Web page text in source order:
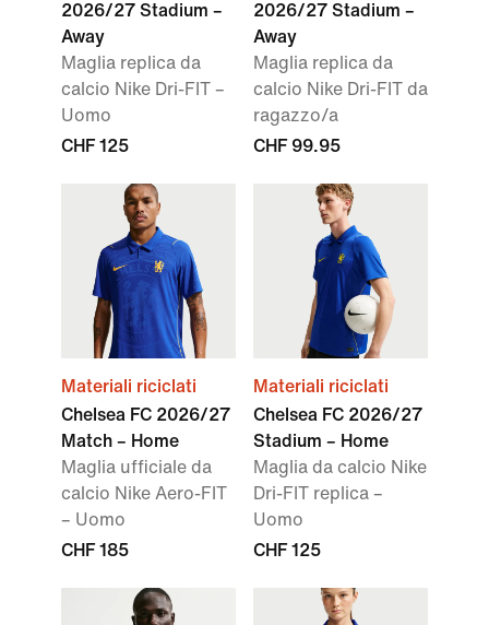
2026/27 Stadium –
Away
Maglia replica da
calcio Nike Dri-FIT –
Uomo
CHF 125
2026/27 Stadium –
Away
Maglia replica da
calcio Nike Dri-FIT da
ragazzo/a
CHF 99.95
Materiali riciclati
Chelsea FC 2026/27
Match – Home
Maglia ufficiale da
calcio Nike Aero-FIT
– Uomo
CHF 185
Materiali riciclati
Chelsea FC 2026/27
Stadium – Home
Maglia da calcio Nike
Dri-FIT replica –
Uomo
CHF 125